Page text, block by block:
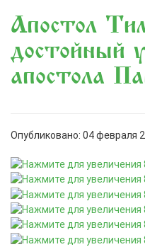
Апостол
достойный
апостола
Опубликовано: 04 февраля